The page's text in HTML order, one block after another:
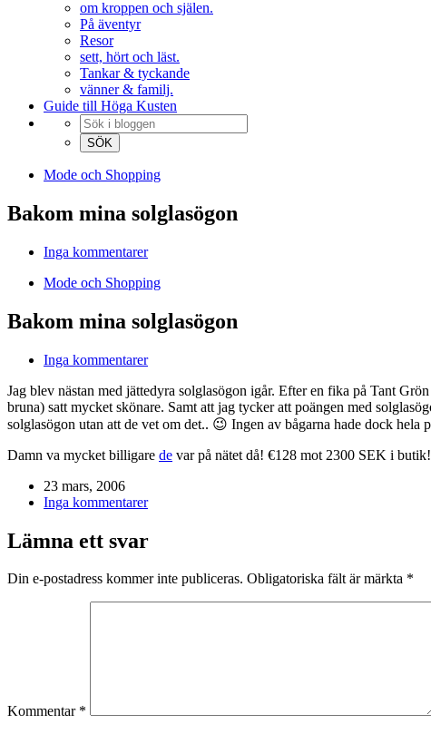
om kroppen och själen.
På äventyr
Resor
sett, hört och läst.
Tankar & tyckande
vänner & familj.
Guide till Höga Kusten
Mode och Shopping
Bakom mina solglasögon
Inga kommentarer
Mode och Shopping
Bakom mina solglasögon
Inga kommentarer
Jag blev nästan med jättedyra solglasögon igår. Efter en fika på Tant
bruna) satt mycket skönare. Samt att jag tycker att poängen med
solglasögon utan att de vet om det.. 😉 Ingen av bågarna hade dock hela
Damn va mycket billigare de var på nätet då! €128 mot 2300 SEK i
23 mars, 2006
Inga kommentarer
Lämna ett svar
Din e-postadress kommer inte publiceras. Obligatoriska fält är märkta *
Kommentar *